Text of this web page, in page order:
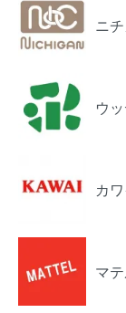
ニ
ウ
カ
マ